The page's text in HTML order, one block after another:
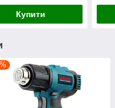
Купити